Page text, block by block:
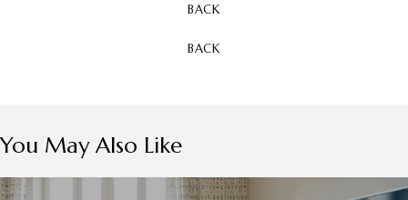
BACK
BACK
You May Also Like